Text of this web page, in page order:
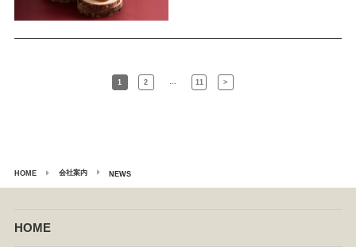
1 2 … 11 >
HOME 会社案内 NEWS
HOME